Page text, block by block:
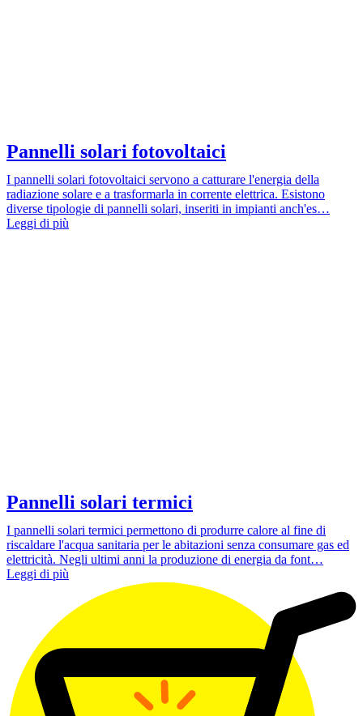
Pannelli solari fotovoltaici
I pannelli solari fotovoltaici servono a catturare l'energia della
radiazione solare e a trasformarla in corrente elettrica. Esistono
diverse tipologie di pannelli solari, inseriti in impianti anch'es…
Leggi di più
Pannelli solari termici
I pannelli solari termici permettono di produrre calore al fine di
riscaldare l'acqua sanitaria per le abitazioni senza consumare gas ed
elettricità. Negli ultimi anni la produzione di energia da font…
Leggi di più